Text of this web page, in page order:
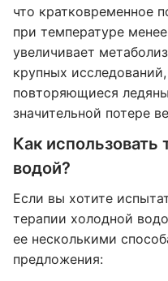
что кратковременное
при температуре
увеличивает
крупных
повторяющиеся
значительной потере
Как
водой?
Если вы хотите
терапии холодной
ее несколькими
предложения: